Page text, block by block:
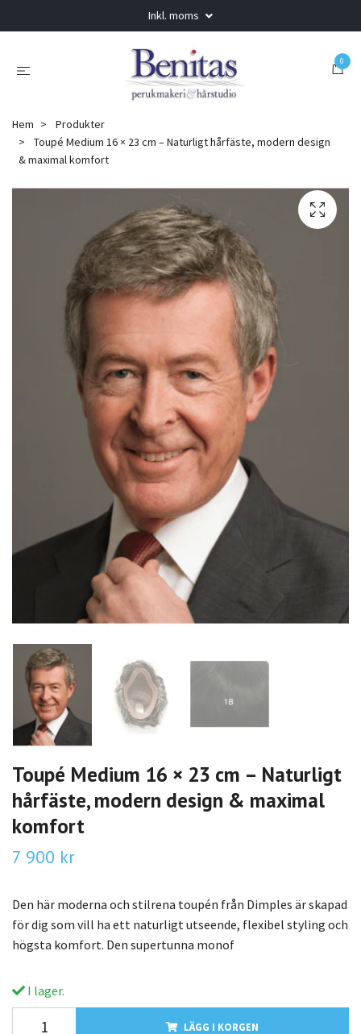
Inkl. moms
0
Hem
Produkter
Toupé Medium 16 × 23 cm – Naturligt hårfäste, modern design
& maximal komfort
Toupé Medium 16 × 23 cm – Naturligt
hårfäste, modern design & maximal
komfort
7 900 kr
Den här moderna och stilrena toupén från Dimples är skapad
för dig som vill ha ett naturligt utseende, flexibel styling och
högsta komfort. Den supertunna monof
I lager.
LÄGG I KORGEN